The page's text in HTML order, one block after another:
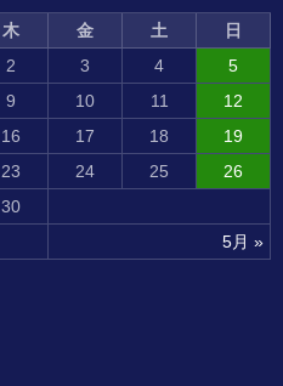
木 金 土 日
5月 »
2 3 4
5
9 10 11
12
16 17 18
19
23 24 25
26
30